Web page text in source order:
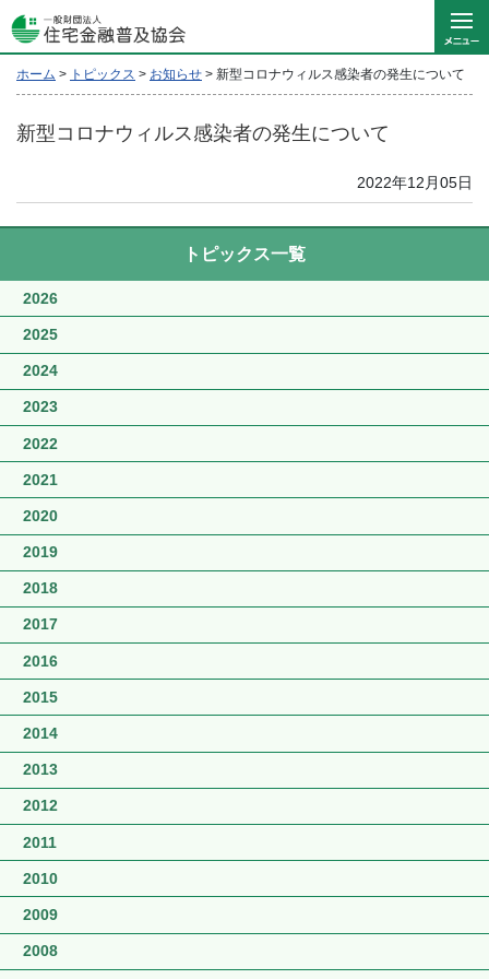
ホーム > トピックス > お知らせ > 新型コロナウィルス感染者の発生について
新型コロナウィルス感染者の発生について
2022年12月05日
トピックス一覧
2026
2025
2024
2023
2022
2021
2020
2019
2018
2017
2016
2015
2014
2013
2012
2011
2010
2009
2008